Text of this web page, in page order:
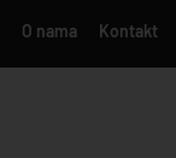
O nama Kontakt